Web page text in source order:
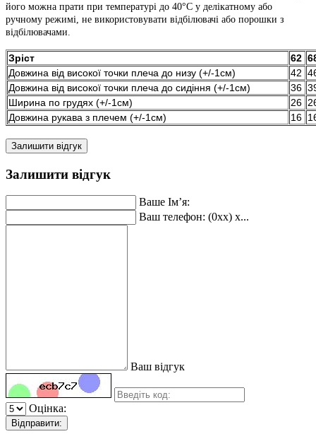
його можна прати при температурі до 40°C у делікатному або
ручному режимі, не використовувати відбілювачі або порошки з
відбілювачами.
Зріст 62
Довжина від високої точки плеча до низу (+/-1см)
42
Довжина від високої точки плеча до сидіння (+/-1см)
36
Ширина по грудях (+/-1см)
26
Довжина рукава з плечем (+/-1см)
16
Залишити відгук
Залишити відгук
Ваше Ім’я:
Ваш телефон: (0xx) x...
Ваш відгук
Оцінка:
Відправити: